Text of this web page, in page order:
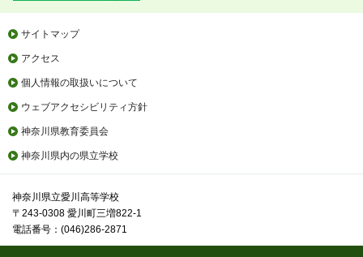
サイトマップ
アクセス
個人情報の取扱いについて
ウェブアクセシビリティ方針
神奈川県教育委員会
神奈川県内の県立学校
神奈川県立愛川高等学校
〒243-0308 愛川町三増822-1
電話番号：(046)286-2871